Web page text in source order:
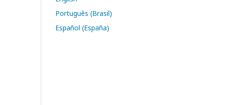
Português (Brasil)
Español (España)